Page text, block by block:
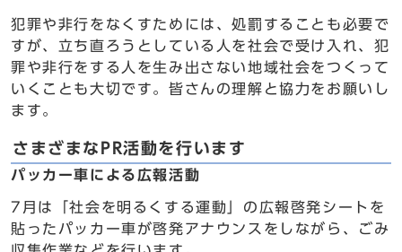
犯罪や非行をなくすためには、処罰することも必要で
すが、立ち直ろうとしている人を社会で受け入れ、犯
罪や非行をする人を生み出さない地域社会をつくって
いくことも大切です。皆さんの理解と協力をお願いし
ます。
さまざまなPR活動を行います
パッカー車による広報活動
7月は「社会を明るくする運動」の広報啓発シートを
貼ったパッカー車が啓発アナウンスをしながら、ごみ